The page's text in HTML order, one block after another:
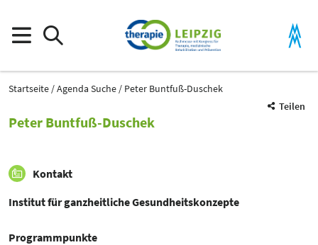
Startseite Agenda Suche
Peter Buntfuß-Duschek
Teilen
Peter Buntfuß-Duschek
Kontakt
Institut für ganzheitliche Gesundheitskonzepte
Programmpunkte